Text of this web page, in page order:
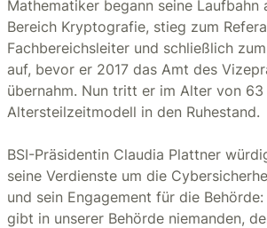
Mathematiker begann seine Laufbahn
Bereich Kryptografie, stieg zum
Fachbereichsleiter und schließlich
auf, bevor er 2017 das Amt des
übernahm. Nun tritt er im Alter von
Altersteilzeitmodell in den Ruhestand.
BSI-Präsidentin Claudia Plattner
seine Verdienste um die
und sein Engagement für die Behörde:
gibt in unserer Behörde niemanden,